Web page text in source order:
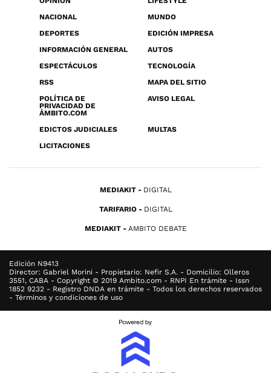
NACIONAL
MUNDO
DEPORTES
EDICIÓN IMPRESA
INFORMACIÓN GENERAL
AUTOS
ESPECTÁCULOS
TECNOLOGÍA
RSS
MAPA DEL SITIO
POLÍTICA DE
PRIVACIDAD DE
ÁMBITO.COM
AVISO LEGAL
EDICTOS JUDICIALES
MULTAS
LICITACIONES
MEDIAKIT DIGITAL
TARIFARIO DIGITAL
MEDIAKIT AMBITO DEBATE
Edición N9413
Director: Gabriel Morini - Propietario: Nefir S.A. - Domicilio: Olleros
3551, CABA - Copyright © 2019 Ambito.com - RNPI En trámite - Issn
1852 9232 - Registro DNDA en trámite - Todos los derechos reservados
- Términos y condiciones de uso